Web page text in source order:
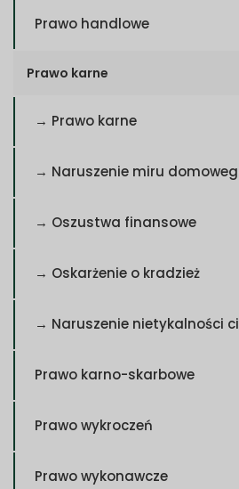
Prawo handlowe
Prawo karne
→ Prawo karne
→ Naruszenie miru
→ Oszustwa finansowe
→ Oskarżenie o kradzież
→ Naruszenie nietykalności
Prawo karno-skarbowe
Prawo wykroczeń
Prawo wykonawcze